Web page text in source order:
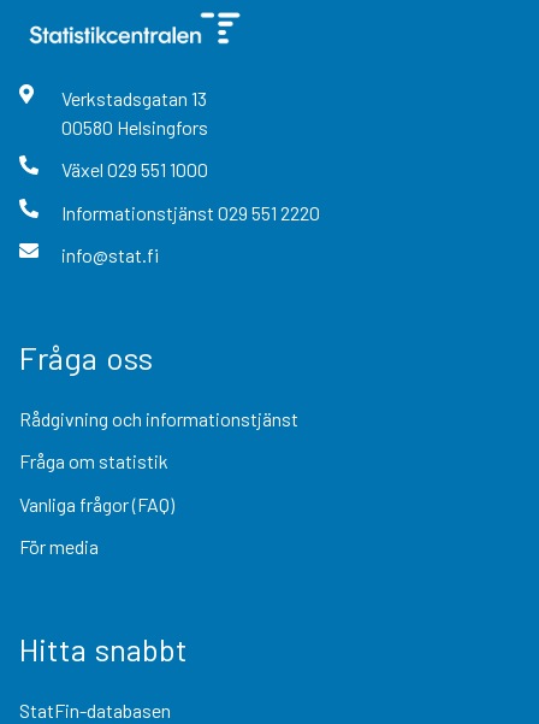
Verkstadsgatan 13
00580 Helsingfors
Växel 029 551 1000
Informationstjänst 029 551 2220
info@stat.fi
Fråga oss
Rådgivning och informationstjänst
Fråga om statistik
Vanliga frågor (FAQ)
För media
Hitta snabbt
StatFin-databasen